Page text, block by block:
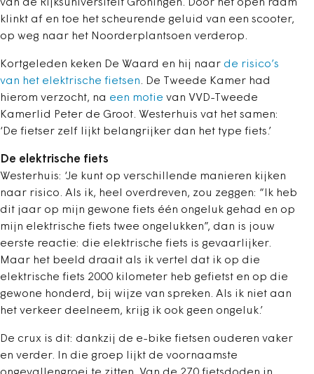
van de Rijksuniversiteit Groningen. Door het open raam
klinkt af en toe het scheurende geluid van een scooter,
op weg naar het Noorderplantsoen verderop.
Kortgeleden keken De Waard en hij naar de risico’s
van het elektrische fietsen. De Tweede Kamer had
hierom verzocht, na een motie van VVD-Tweede
Kamerlid Peter de Groot. Westerhuis vat het samen:
‘De fietser zelf lijkt belangrijker dan het type fiets.’
De elektrische fiets
Westerhuis: ‘Je kunt op verschillende manieren kijken
naar risico. Als ik, heel overdreven, zou zeggen: “Ik heb
dit jaar op mijn gewone fiets één ongeluk gehad en op
mijn elektrische fiets twee ongelukken”, dan is jouw
eerste reactie: die elektrische fiets is gevaarlijker.
Maar het beeld draait als ik vertel dat ik op die
elektrische fiets 2000 kilometer heb gefietst en op die
gewone honderd, bij wijze van spreken. Als ik niet aan
het verkeer deelneem, krijg ik ook geen ongeluk.’
De crux is dit: dankzij de e-bike fietsen ouderen vaker
en verder. In die groep lijkt de voornaamste